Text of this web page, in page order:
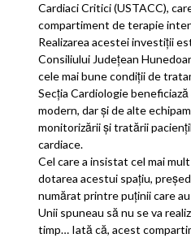
Cardiaci Critici (USTACC),
compartiment de terapie
Realizarea acestei investiții
Consiliului Județean
cele mai bune condiții de
Secția Cardiologie
modern, dar și de alte
monitorizării și tratării
cardiace.
Cel care a insistat cel mai
dotarea acestui spațiu,
numărat printre puținii care
Unii spuneau să nu se va
timp… Iată că, acest